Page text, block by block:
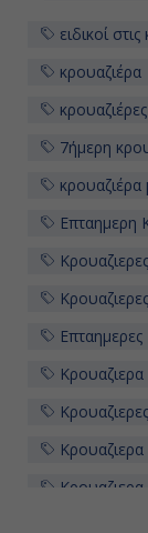
ειδικοί
κρουαζιέρα
7ήμερη
Επταημερη